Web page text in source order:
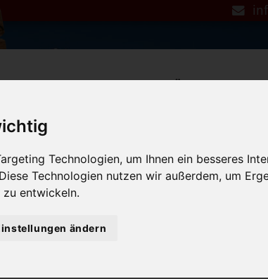
Technologien, um Ihnen ein besseres
Technologien nutzen wir außerdem, um
entwickeln.
ändern
- 8. November
Montag
26.
Ruhetag: ab